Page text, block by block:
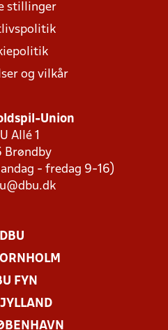
stillinger
og vilkår
Union
Allé 1
Brøndby
- fredag 9-16)
DBU
FYN